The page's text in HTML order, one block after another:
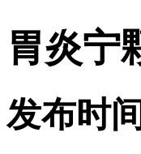
胃炎宁
发布时